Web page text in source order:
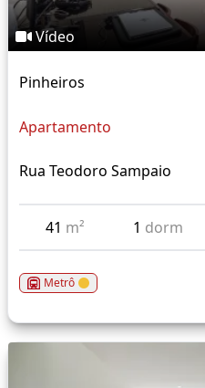
Vídeo
Pinheiros
Apartamento
Rua Teodoro Sampaio
41 m² 1 dorm
Metrô